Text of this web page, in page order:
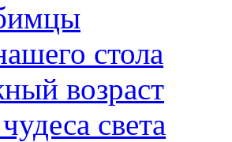
стола
возраст
света